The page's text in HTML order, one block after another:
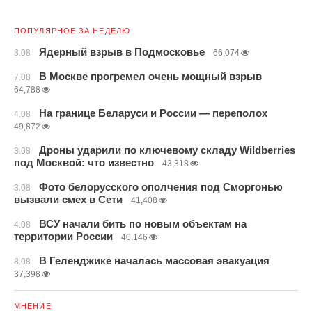
ПОПУЛЯРНОЕ ЗА НЕДЕЛЮ
8.08 Ядерный взрыв в Подмосковье 66,074
7.08 В Москве прогремел очень мощный взрыв
64,788
4.08 На границе Беларуси и России — переполох
49,872
3.08
Дроны ударили по ключевому складу Wildberries
под Москвой: что известно
43,318
3.08
Фото белорусского ополчения под Сморгонью
вызвали смех в Сети
41,408
4.08
ВСУ начали бить по новым объектам на
территории России
40,146
8.08 В Геленджике началась массовая эвакуация
37,398
МНЕНИЕ